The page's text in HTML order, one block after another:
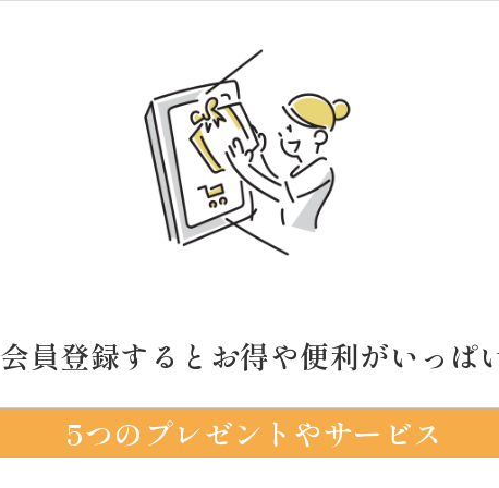
会員登録するとお得や便利がいっぱ
5つのプレゼントやサービス